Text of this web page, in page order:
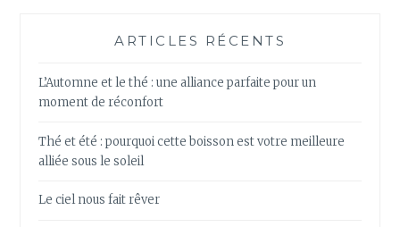
ARTICLES RÉCENTS
L’Automne et le thé : une alliance parfaite pour un
moment de réconfort
Thé et été : pourquoi cette boisson est votre meilleure
alliée sous le soleil
Le ciel nous fait rêver